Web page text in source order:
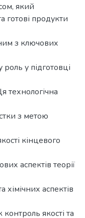
який
готові продукти
з ключових
у підготовці
технологічна
з метою
кінцевого
аспектів теорії
хімічних аспектів
якості та